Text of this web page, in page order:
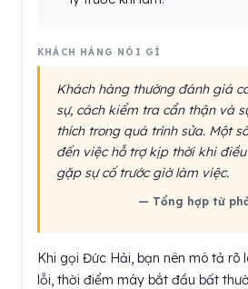
KHÁCH HÀNG NÓI GÌ
Khách hàng thường đánh giá
sự, cách kiểm tra cẩn thận và
thích trong quá trình sửa. Một
đến việc hỗ trợ kịp thời khi
gặp sự cố trước giờ làm việc.
— Tổng hợp từ
Khi gọi Đức Hải, bạn nên mô tả rõ
lỗi, thời điểm máy bắt đầu bất